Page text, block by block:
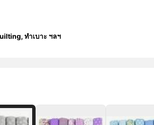
ทำเบาะ ฯลฯ